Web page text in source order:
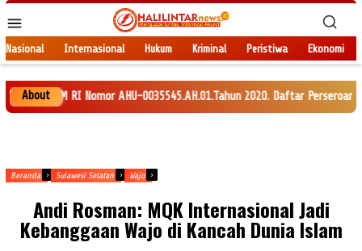
ke
kontenMobile
Nasional Internasional Hukum Kriminal Peristiwa Ekonomi
About
HAM RI Nomor AHU-0035545.AH.01.Tahun 2020. Daftar Perseroan
Beranda Sulawesi Selatan Wajo
Andi Rosman: MQK Internasional Jadi
Kebanggaan Wajo di Kancah Dunia Islam